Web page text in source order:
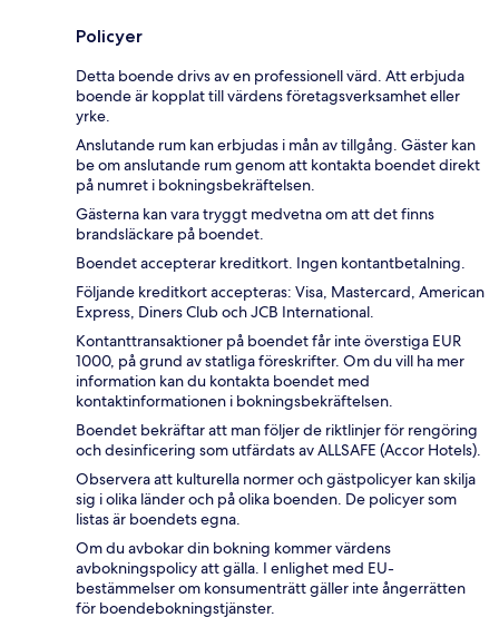
Policyer
Detta boende drivs av en professionell värd. Att erbjuda
boende är kopplat till värdens företagsverksamhet eller
yrke.
Anslutande rum kan erbjudas i mån av tillgång. Gäster kan
be om anslutande rum genom att kontakta boendet direkt
på numret i bokningsbekräftelsen.
Gästerna kan vara tryggt medvetna om att det finns
brandsläckare på boendet.
Boendet accepterar kreditkort. Ingen kontantbetalning.
Följande kreditkort accepteras: Visa, Mastercard, American
Express, Diners Club och JCB International.
Kontanttransaktioner på boendet får inte överstiga EUR
1000, på grund av statliga föreskrifter. Om du vill ha mer
information kan du kontakta boendet med
kontaktinformationen i bokningsbekräftelsen.
Boendet bekräftar att man följer de riktlinjer för rengöring
och desinficering som utfärdats av ALLSAFE (Accor Hotels).
Observera att kulturella normer och gästpolicyer kan skilja
sig i olika länder och på olika boenden. De policyer som
listas är boendets egna.
Om du avbokar din bokning kommer värdens
avbokningspolicy att gälla. I enlighet med EU-
bestämmelser om konsumenträtt gäller inte ångerrätten
för boendebokningstjänster.